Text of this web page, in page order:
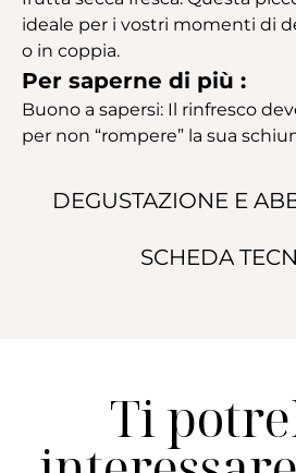
DEGUSTAZIONE E
SCHEDA
ideale per i vostri momenti di
o in coppia.
Per saperne di più :
Buono a sapersi: Il rinfresco
per non “rompere” la sua
Ti